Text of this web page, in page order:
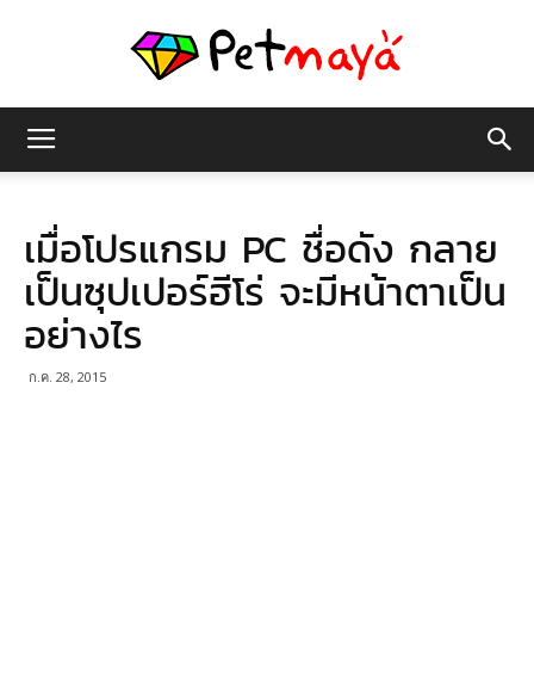
มายา
เมื่อโปรแกรม PC ชื่อดัง กลาย
เป็นซุปเปอร์ฮีโร่ จะมีหน้าตาเป็น
อย่างไร
ก.ค. 28, 2015